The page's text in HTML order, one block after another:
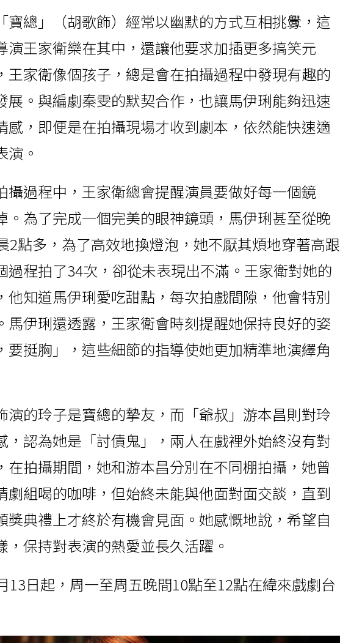
寶總」（胡歌飾）經常以幽默的方式互相挑釁，這
演王家衛樂在其中，還讓他要求加插更多搞笑元
王家衛像個孩子，總是會在拍攝過程中發現有趣的
展。與編劇秦雯的默契合作，也讓馬伊琍能夠迅速
感，即便是在拍攝現場才收到劇本，依然能快速適
演。
攝過程中，王家衛總會提醒演員要做好每一個鏡
。為了完成一個完美的眼神鏡頭，馬伊琍甚至從晚
2點多，為了高效地換燈泡，她不厭其煩地穿著高跟
過程拍了34次，卻從未表現出不滿。王家衛對她的
他知道馬伊琍愛吃甜點，每次拍戲間隙，他會特別
馬伊琍還透露，王家衛會時刻提醒她保持良好的姿
要挺胸」，這些細節的指導使她更加精準地演繹角
演的玲子是寶總的摯友，而「爺叔」游本昌則對玲
，認為她是「討債鬼」，兩人在戲裡外始終沒有對
在拍攝期間，她和游本昌分別在不同棚拍攝，她曾
劇組喝的咖啡，但始終未能與他面對面交談，直到
獎典禮上才終於有機會見面。她感慨地說，希望自
，保持對表演的熱愛並長久活躍。
13日起，周一至周五晚間10點至12點在緯來戲劇台